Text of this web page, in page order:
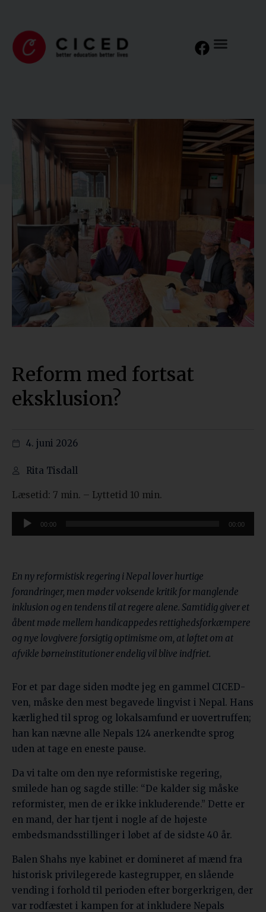
Reform med fortsat
eksklusion?
4. juni 2026
Rita Tisdall
Læsetid: 7 min. – Lyttetid 10 min.
Lydafspiller
00:00 00:00
En ny reformistisk regering i Nepal lover hurtige
forandringer, men møder voksende kritik for manglende
inklusion og en tendens til at regere alene. Samtidig giver et
åbent møde mellem handicappedes rettighedsforkæmpere
og nye lovgivere forsigtig optimisme om, at løftet om at
afvikle børneinstitutioner endelig vil blive indfriet.
For et par dage siden mødte jeg en gammel CICED-
ven, måske den mest begavede lingvist i Nepal. Hans
kærlighed til sprog og lokalsamfund er uovertruffen;
han kan nævne alle Nepals 124 anerkendte sprog
uden at tage en eneste pause.
Da vi talte om den nye reformistiske regering,
smilede han og sagde stille: “De kalder sig måske
reformister, men de er ikke inkluderende.” Dette er
en mand, der har tjent i nogle af de højeste
embedsmandsstillinger i løbet af de sidste 40 år.
Balen Shahs nye kabinet er domineret af mænd fra
historisk privilegerede kastegrupper, en slående
vending i forhold til perioden efter borgerkrigen, der
var rodfæstet i kampen for at inkludere Nepals